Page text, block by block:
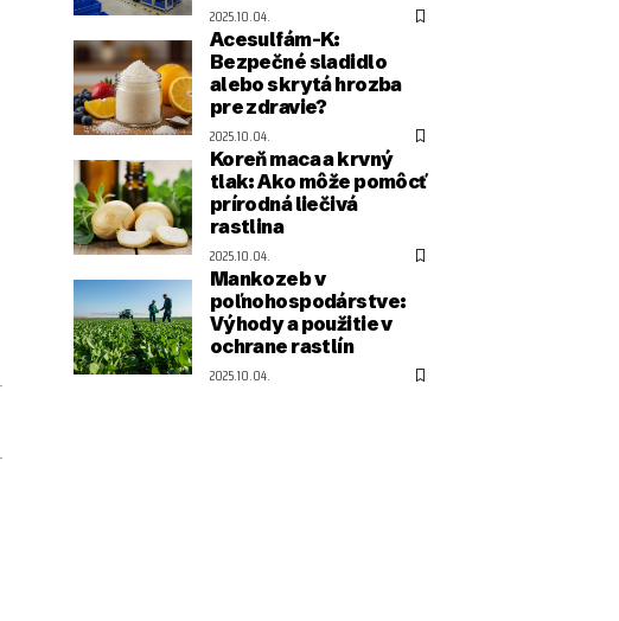
2025.10.04.
Acesulfám-K:
Bezpečné sladidlo
alebo skrytá hrozba
pre zdravie?
2025.10.04.
Koreň maca a krvný
tlak: Ako môže pomôcť
prírodná liečivá
rastlina
2025.10.04.
Mankozeb v
poľnohospodárstve:
Výhody a použitie v
ochrane rastlín
2025.10.04.